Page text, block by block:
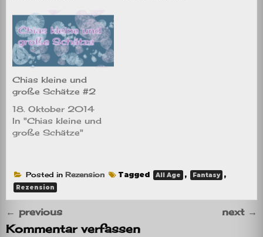
Chias kleine und
große Schätze #2
18. Oktober 2014
In "Chias kleine und
große Schätze"
Posted in Rezension Tagged All Age , Fantasy ,
Rezension
← previous next →
Kommentar verfassen